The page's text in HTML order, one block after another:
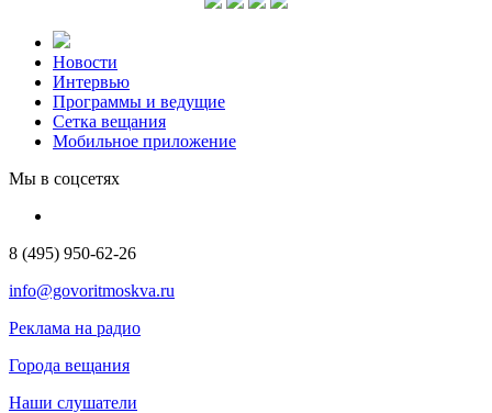
Новости
Интервью
Программы и ведущие
Сетка вещания
Мобильное приложение
Мы в соцсетях
8 (495) 950-62-26
info@govoritmoskva.ru
Реклама на радио
Города вещания
Наши слушатели